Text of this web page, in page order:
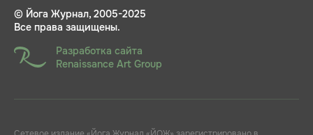
© Йога Журнал, 2005-2025
Все права защищены.
Разработка сайта
Renaissance Art Group